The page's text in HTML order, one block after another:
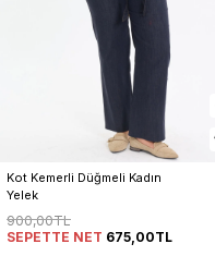
Kot Kemerli Düğmeli Kadın
Yelek
900,00TL
SEPETTE NET 675,00TL